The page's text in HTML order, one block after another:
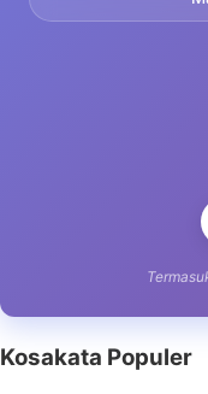
Kosakata Populer